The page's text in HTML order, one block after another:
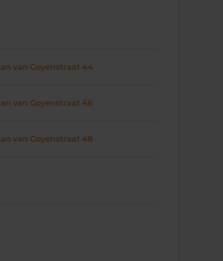
van Goyenstraat 44
van Goyenstraat 46
van Goyenstraat 48